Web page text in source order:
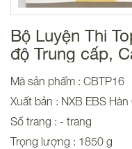
Bộ Luyện Thi
độ Trung cấp,
Mã sản phẩm : CBTP16
Xuất bản : NXB EBS
Số trang : - trang
Trọng lượng : 1850 g